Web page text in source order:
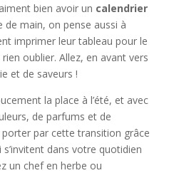
bien avoir un calendrier
de main, on pense aussi à
imprimer leur tableau pour le
oublier. Allez, en avant vers
et de saveurs !
la place à l’été, et avec
de parfums et de
par cette transition grâce
dans votre quotidien
un chef en herbe ou